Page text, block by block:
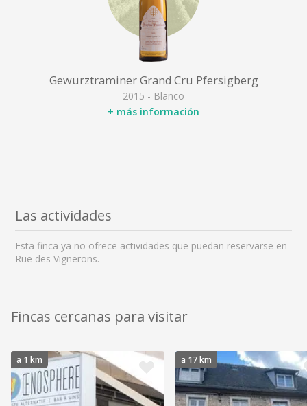
Gewurztraminer Grand Cru Pfersigberg
2015 - Blanco
+ más información
Las actividades
Esta finca ya no ofrece actividades que puedan reservarse en
Rue des Vignerons.
Fincas cercanas para visitar
a 1 km a 17 km